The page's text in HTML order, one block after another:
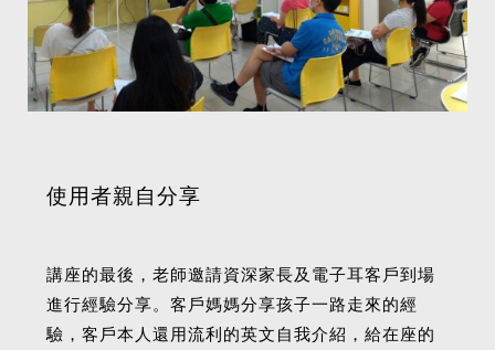
使用者親自分享
講座的最後，老師邀請資深家長及電子耳客戶到場
進行經驗分享。客戶媽媽分享孩子一路走來的經
驗，客戶本人還用流利的英文自我介紹，給在座的